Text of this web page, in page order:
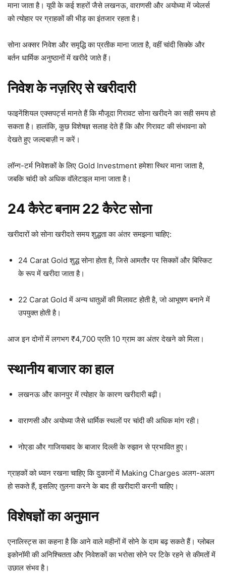
माना जाता है। यूपी के कई शहरों जैसे लखनऊ, वाराणसी और अयोध्या में ज्वेलर्स
को त्योहार पर ग्राहकों की भीड़ का इंतजार रहता है।
सोना अक्सर निवेश और समृद्धि का प्रतीक माना जाता है, वहीं चांदी सिक्के और
बर्तन धार्मिक अनुष्ठानों में खरीदे जाते हैं।
निवेश के नज़रिए से खरीदारी
फाइनेंशियल एक्सपर्ट्स मानते हैं कि मौजूदा गिरावट सोना खरीदने का सही समय हो
सकता है। हालांकि, कुछ विशेषज्ञ सलाह देते हैं कि और गिरावट की संभावना को
देखते हुए जल्दबाज़ी न करें।
लॉन्ग-टर्म निवेशकों के लिए Gold Investment हमेशा स्थिर माना जाता है,
जबकि चांदी को अधिक वॉलेटाइल माना जाता है।
24 कैरेट बनाम 22 कैरेट सोना
खरीदारों को सोना खरीदते समय शुद्धता का अंतर समझना चाहिए:
24 Carat Gold शुद्ध सोना होता है, जिसे आमतौर पर सिक्कों और बिस्किट
के रूप में खरीदा जाता है।
22 Carat Gold में अन्य धातुओं की मिलावट होती है, जो आभूषण बनाने में
उपयुक्त होती है।
आज इन दोनों में लगभग ₹4,700 प्रति 10 ग्राम का अंतर देखने को मिला।
स्थानीय बाजार का हाल
लखनऊ और कानपुर में त्योहार के कारण खरीदारी बढ़ी।
वाराणसी और अयोध्या जैसे धार्मिक स्थलों पर चांदी की अधिक मांग रही।
नोएडा और गाजियाबाद के बाजार दिल्ली के रुझान से प्रभावित हुए।
ग्राहकों को ध्यान रखना चाहिए कि दुकानों में Making Charges अलग-अलग
हो सकते हैं, इसलिए तुलना करने के बाद ही खरीदारी करनी चाहिए।
विशेषज्ञों का अनुमान
एनालिस्ट्स का कहना है कि आने वाले महीनों में सोने के दाम बढ़ सकते हैं। ग्लोबल
इकोनॉमी की अनिश्चितता और निवेशकों का भरोसा सोने पर टिके रहने से कीमतों में
उछाल संभव है।